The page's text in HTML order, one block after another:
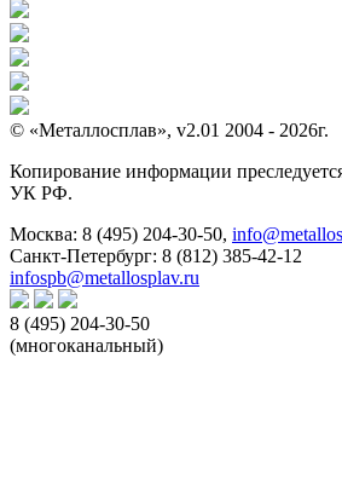
© «Металлосплав», v2.01 2004 - 2026г.
Копирование информации
УК РФ.
Москва: 8 (495) 204-30-50,
Санкт-Петербург: 8 (812) 385-42-12
infospb@metallosplav.ru
8 (495) 204-30-50
(многоканальный)